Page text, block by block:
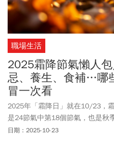
職場生活
2025霜降節氣懶人
忌、養生、食補…哪
冒一次看
2025年「霜降日」就在10/23，
是24節氣中第18個節氣，也是秋
颱風外圍環流影響，天氣變天也
日期：2025-10-23